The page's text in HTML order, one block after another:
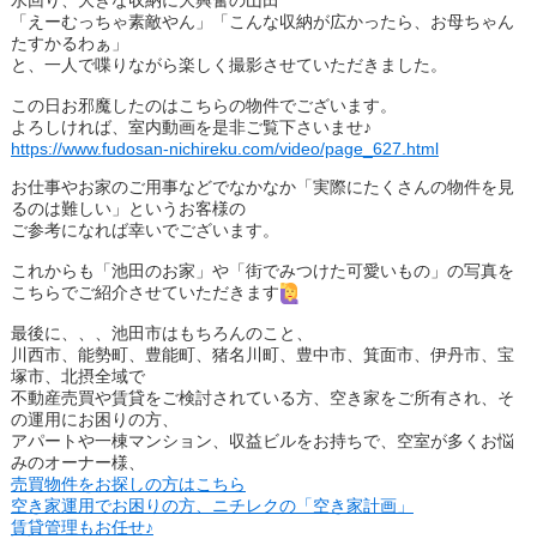
「えーむっちゃ素敵やん」「こんな収納が広かったら、お母ちゃん
たすかるわぁ」
と、一人で喋りながら楽しく撮影させていただきました。
この日お邪魔したのはこちらの物件でございます。
よろしければ、室内動画を是非ご覧下さいませ♪
https://www.fudosan-nichireku.com/video/page_627.html
お仕事やお家のご用事などでなかなか「実際にたくさんの物件を見
るのは難しい」というお客様の
ご参考になれば幸いでございます。
これからも「池田のお家」や「街でみつけた可愛いもの」の写真を
こちらでご紹介させていただきます
最後に、、、池田市はもちろんのこと、
川西市、能勢町、豊能町、猪名川町、豊中市、箕面市、伊丹市、宝
塚市、北摂全域で
不動産売買や賃貸をご検討されている方、空き家をご所有され、そ
の運用にお困りの方、
アパートや一棟マンション、収益ビルをお持ちで、空室が多くお悩
みのオーナー様、
売買物件をお探しの方はこちら
空き家運用でお困りの方、ニチレクの「空き家計画」
賃貸管理もお任せ♪